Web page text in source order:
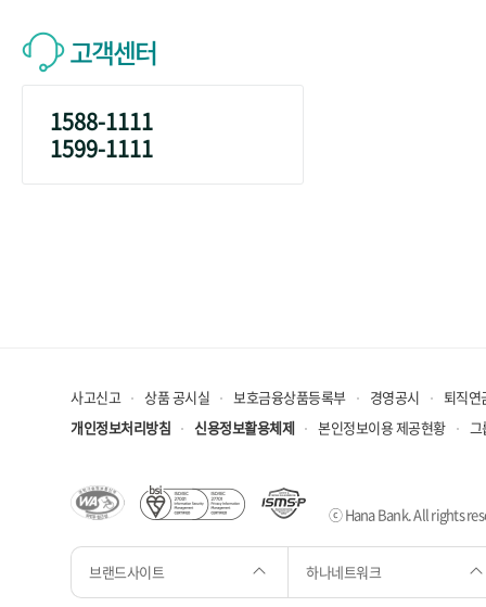
고객센터
1588-1111
1599-1111
사고신고 상품 공시실 보호금융상품등록부 경영공시
퇴직연
개인정보처리방침
신용정보활용체제 본인정보이용 제공현황 그
ⓒ Hana Bank. All rights
브랜드사이트 하나네트워크